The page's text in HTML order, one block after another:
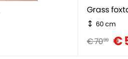
Grass
60 cm
€ 7099 €